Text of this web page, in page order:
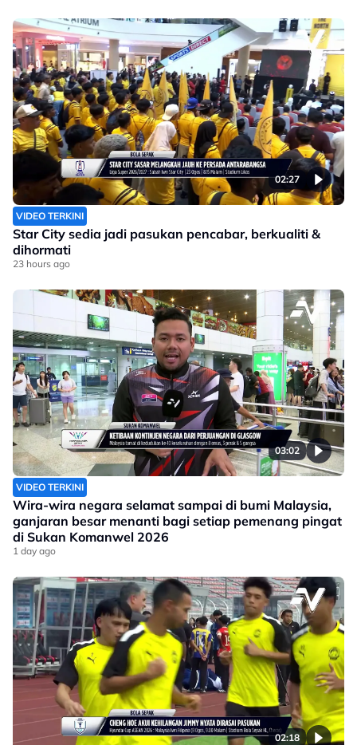
02:27
VIDEO TERKINI
Star City sedia jadi pasukan pencabar, berkualiti &
dihormati
23 hours ago
03:02
VIDEO TERKINI
Wira-wira negara selamat sampai di bumi Malaysia,
ganjaran besar menanti bagi setiap pemenang pingat
di Sukan Komanwel 2026
1 day ago
02:18